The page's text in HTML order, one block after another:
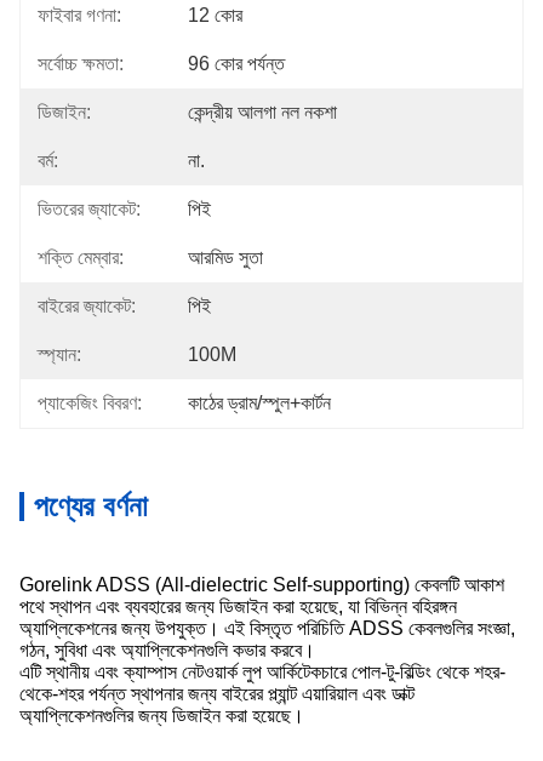
ফাইবার গণনা: 12 কোর
সর্বোচ্চ ক্ষমতা: 96 কোর পর্যন্ত
ডিজাইন: কেন্দ্রীয় আলগা নল নকশা
বর্ম: না.
ভিতরের জ্যাকেট: পিই
শক্তি মেম্বার: আরমিড সুতা
বাইরের জ্যাকেট: পিই
স্প্যান: 100M
প্যাকেজিং বিবরণ: কাঠের ড্রাম/স্পুল+কার্টন
পণ্যের বর্ণনা
Gorelink ADSS (All-dielectric Self-supporting) কেবলটি আকাশ
পথে স্থাপন এবং ব্যবহারের জন্য ডিজাইন করা হয়েছে, যা বিভিন্ন বহিরঙ্গন
অ্যাপ্লিকেশনের জন্য উপযুক্ত। এই বিস্তৃত পরিচিতি ADSS কেবলগুলির সংজ্ঞা,
গঠন, সুবিধা এবং অ্যাপ্লিকেশনগুলি কভার করবে।
এটি স্থানীয় এবং ক্যাম্পাস নেটওয়ার্ক লুপ আর্কিটেকচারে পোল-টু-বিল্ডিং থেকে শহর-
থেকে-শহর পর্যন্ত স্থাপনার জন্য বাইরের প্ল্যান্ট এয়ারিয়াল এবং ডাক্ট
অ্যাপ্লিকেশনগুলির জন্য ডিজাইন করা হয়েছে।